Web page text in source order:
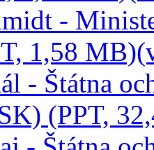
-
1,58 MB)
- Štátna
(PPT,